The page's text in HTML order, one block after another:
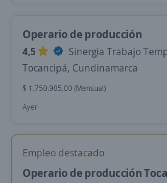
Operario de producción
4,5
Sinergia Trabajo
Tocancipá, Cundinamarca
$ 1.750.905,00 (Mensual)
Ayer
Empleo destacado
Operario de producción